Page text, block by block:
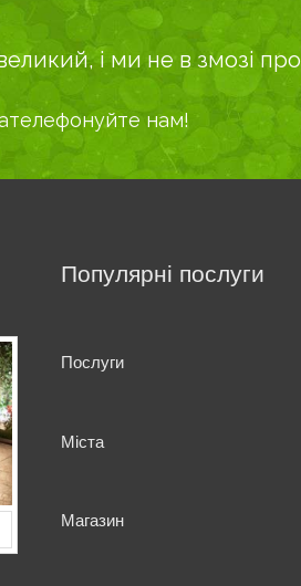
і ми не в змозі про
нам!
Популярні послуги
Послуги
Міста
Магазин